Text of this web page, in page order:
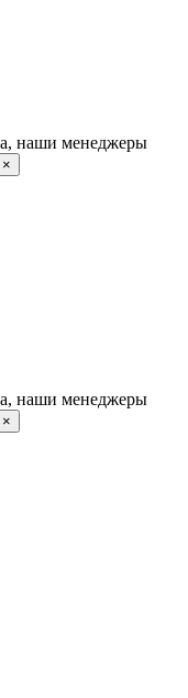
наши менеджеры
×
наши менеджеры
×